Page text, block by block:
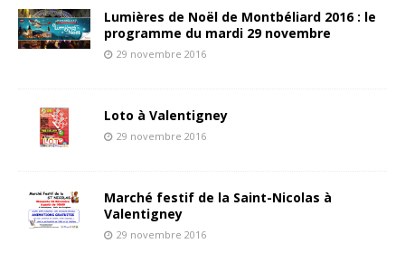
Lumières de Noël de Montbéliard 2016 : le
programme du mardi 29 novembre
29 novembre 2016
Loto à Valentigney
29 novembre 2016
Marché festif de la Saint-Nicolas à
Valentigney
29 novembre 2016